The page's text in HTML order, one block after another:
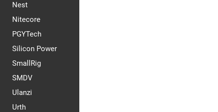
Nest
Nitecore
PGYTech
Silicon Power
SmallRig
SMDV
Ulanzi
Urth